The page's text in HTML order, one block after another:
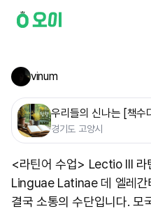
vinum
우리들의 신나는 [책
경기도 고양시
<라틴어 수업> Lectio III
Linguae Latinae 데 엘레간
결국 소통의 수단입니다. 모